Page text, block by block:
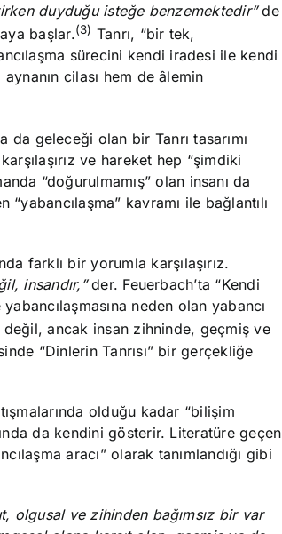
duyduğu isteğe benzemektedir”de
başlar.(3) Tanrı, “bir tek,
sürecini kendi iradesi ile kendi
cilası hem de âlemin
geleceği olan bir Tanrı tasarımı
ve hareket hep “şimdiki
“doğurulmamış” olan insanı da
kavramı ile bağlantılı
farklı bir yorumla karşılaşırız.
insandır,”der. Feuerbach’ta “Kendi
neden olan yabancı
değil, ancak insan zihninde, geçmiş ve
“Dinlerin Tanrısı” bir gerçekliğe
olduğu kadar “bilişim
da kendini gösterir. Literatüre geçen
aracı” olarak tanımlandığı gibi
olgusal ve zihinden bağımsız bir var